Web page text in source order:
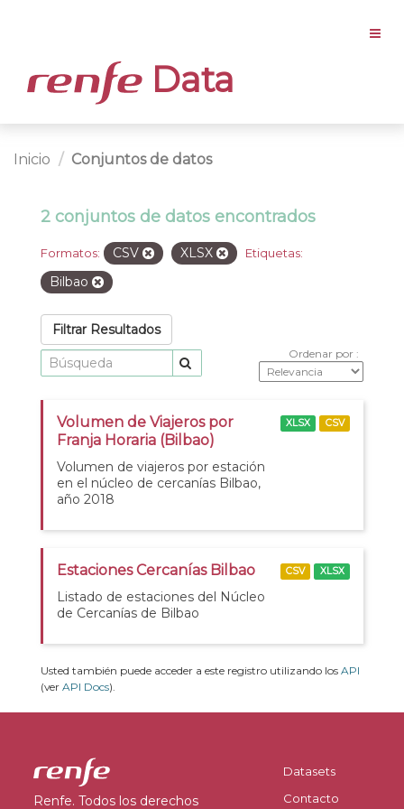
Data
Inicio Conjuntos de datos
2 conjuntos de datos encontrados
Formatos: CSV XLSX Etiquetas:
Bilbao
Filtrar Resultados
Ordenar por
Volumen de Viajeros por
Franja Horaria (Bilbao)
Volumen de viajeros por estación
en el núcleo de cercanías Bilbao,
año 2018
XLSX CSV
Estaciones Cercanías Bilbao
Listado de estaciones del Núcleo
de Cercanías de Bilbao
CSV XLSX
Usted también puede acceder a este registro utilizando los API
(ver API Docs).
Renfe. Todos los derechos
Datasets
Contacto